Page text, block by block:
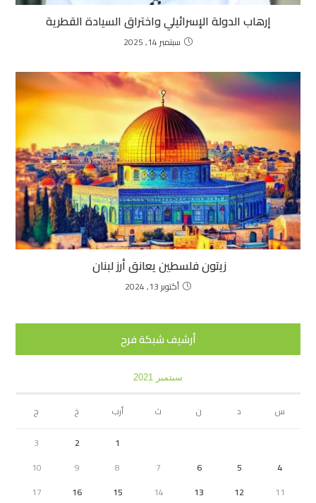
إرهاب الدولة الإسرائيلي واختراق السيادة القطرية
سبتمبر 14, 2025
زيتون فلسطين يعانق أرز لبنان ‬
أكتوبر 13, 2024
أرشيف شبكة فرح
سبتمبر 2021
س د ن ث أرب خ
ج
1
2
3
4
5
6
7
8
9
10
11
12
13
14
15
16
17